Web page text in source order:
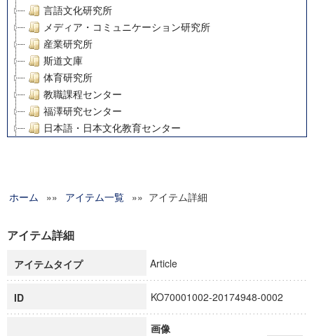
言語文化研究所
メディア・コミュニケーション研究所
産業研究所
斯道文庫
体育研究所
教職課程センター
福澤研究センター
日本語・日本文化教育センター
グローバルリサーチインスティテュート
科学研究費補助金研究成果報告書
慶應義塾大学グローバルCOEプログラム市民社会ガバナンス
慶應義塾大学グローバルCOEプログラム論理と感性の先端的
博士課程教育リーディングプログラム「超成熟社会発展のサ
学術雑誌掲載論文等(8)
ホーム »» アイテム一覧 »» アイテム詳細
アイテム詳細
アイテムタイプ Article
ID KO70001002-20174948-0002
画像